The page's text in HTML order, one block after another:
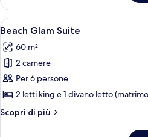
Cormoran
Vista
Mare
Apri
tutte
le
foto
per
Beach
Glam
Suite
12
Beach Glam Suite
60 m²
2 camere
Per 6 persone
2 letti king e 1 divano letto
Scopri di più
Altri